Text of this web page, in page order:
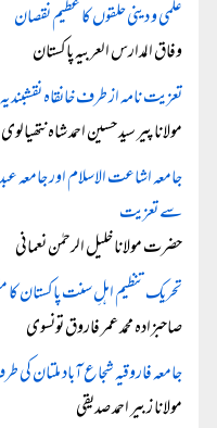
علمی و دینی حلقوں کا عظیم نقصان
وفاق المدارس العربیہ پاکستان
تعزیت نامہ از طرف خانقاہ
مولانا پیر سید حسین احمد شاہ نتھیالوی
جامعہ اشاعت الاسلام اور جامعہ
سے تعزیت
حضرت مولانا خلیل الرحمٰن نعمانی
تحریک تنظیم اہلِ سنت پاکستان
صاحبزادہ محمد عمر فاروق تونسوی
جامعہ فاروقیہ شجاع آباد ملتان
مولانا زبیر احمد صدیقی